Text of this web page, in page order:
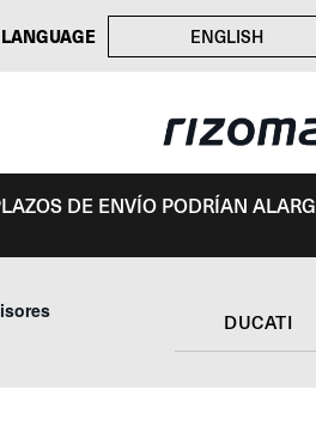
ENGLISH
DEUTSCH
DE ENVÍO PODRÍAN
DUCATI